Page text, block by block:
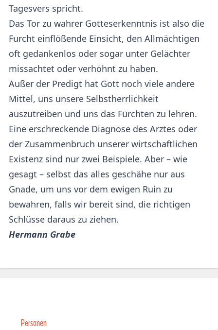
Tagesvers spricht.
Das Tor zu wahrer Gotteserkenntnis ist also die
Furcht einflößende Einsicht, den Allmächtigen
oft gedankenlos oder sogar unter Gelächter
missachtet oder verhöhnt zu haben.
Außer der Predigt hat Gott noch viele andere
Mittel, uns unsere Selbstherrlichkeit
auszutreiben und uns das Fürchten zu lehren.
Eine erschreckende Diagnose des Arztes oder
der Zusammenbruch unserer wirtschaftlichen
Existenz sind nur zwei Beispiele. Aber – wie
gesagt – selbst das alles geschähe nur aus
Gnade, um uns vor dem ewigen Ruin zu
bewahren, falls wir bereit sind, die richtigen
Schlüsse daraus zu ziehen.
Hermann Grabe
Personen